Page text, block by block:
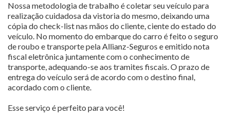
Nossa metodologia de trabalho é coletar seu veículo para
realização cuidadosa da vistoria do mesmo, deixando uma
cópia do check-list nas mãos do cliente, ciente do estado do
veículo. No momento do embarque do carro é feito o seguro
de roubo e transporte pela Allianz-Seguros e emitido nota
fiscal eletrônica juntamente com o conhecimento de
transporte, adequando-se aos tramites fiscais. O prazo de
entrega do veículo será de acordo com o destino final,
acordado com o cliente.
Esse serviço é perfeito para você!